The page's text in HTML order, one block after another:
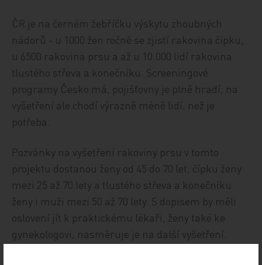
ČR je na černém žebříčku výskytu zhoubných
nádorů - u 1000 žen ročně se zjistí rakovina čípku,
u 6500 rakovina prsu a až u 10.000 lidí rakovina
tlustého střeva a konečníku. Screeningové
programy Česko má, pojišťovny je plně hradí, na
vyšetření ale chodí výrazně méně lidí, než je
potřeba.
Pozvánky na vyšetření rakoviny prsu v tomto
projektu dostanou ženy od 45 do 70 let, čípku ženy
mezi 25 až 70 lety a tlustého střeva a konečníku
ženy i muži mezi 50 až 70 lety. S dopisem by měli
oslovení jít k praktickému lékaři, ženy také ke
gynekologovi, nasměruje je na další vyšetření.